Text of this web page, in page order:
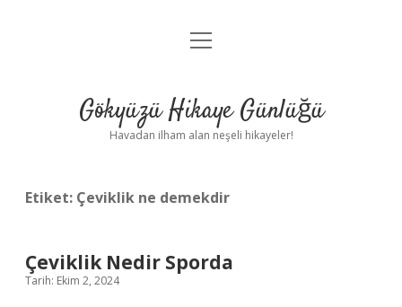
Anasayfa
Yasal Uyarı
menüyü
Gökyüzü Hikaye Günlüğü
Havadan ilham alan neşeli hikayeler!
Etiket: Çeviklik ne demekdir
Çeviklik Nedir Sporda
Tarih: Ekim 2, 2024